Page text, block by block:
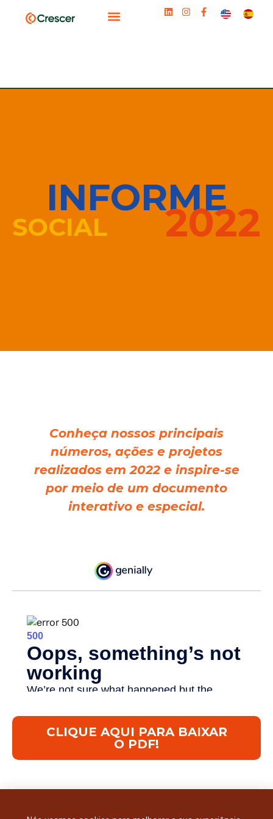
INFORME
SOCIAL 2022
Conheça nossos principais
números, ações e projetos
realizados em 2022 e inspire-se
por meio de um documento
interativo e especial.
CLIQUE AQUI PARA BAIXAR
O PDF!